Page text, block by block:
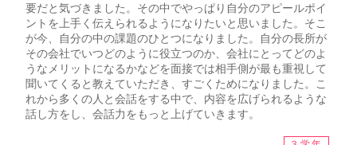
要だと気づきました。その中でやっぱり自分のアピールポイ
ントを上手く伝えられるようになりたいと思いました。そこ
が今、自分の中の課題のひとつになりました。自分の長所が
その会社でいつどのように役立つのか、会社にとってどのよ
うなメリットになるかなどを面接では相手側が最も重視して
聞いてくると教えていただき、すごくためになりました。こ
れから多くの人と会話をする中で、内容を広げられるような
話し方をし、会話力をもっと上げていきます。